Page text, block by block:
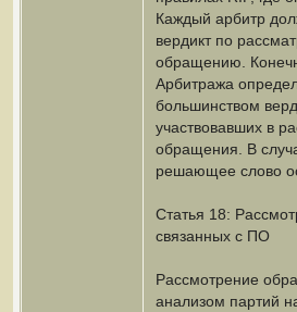
Каждый арбитр
вердикт по
обращению.
Арбитража
большинством
участвовавших в
обращения. В
решающее слово
Статья 18:
связанных с ПО
Рассмотрение
анализом партий